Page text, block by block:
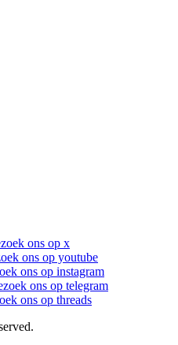
ons op x
ons op youtube
ons op instagram
ons op telegram
ons op threads